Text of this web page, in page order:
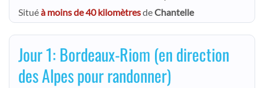
Situéà moins de 40 kilomètresdeChantelle
Jour 1: Bordeaux-Riom (en direction
des Alpes pour randonner)